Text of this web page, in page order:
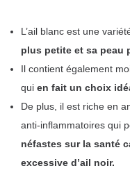
L’ail blanc est une
plus petite et sa peau
Il contient également
qui en fait un choix
De plus, il est riche en
anti-inflammatoires qui
néfastes sur la santé
excessive d’ail noir.